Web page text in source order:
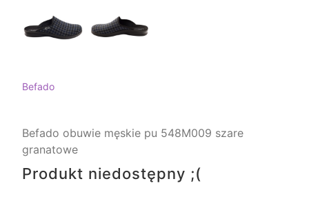
Befado
Befado obuwie męskie pu 548M009 szare
granatowe
Produkt niedostępny ;(